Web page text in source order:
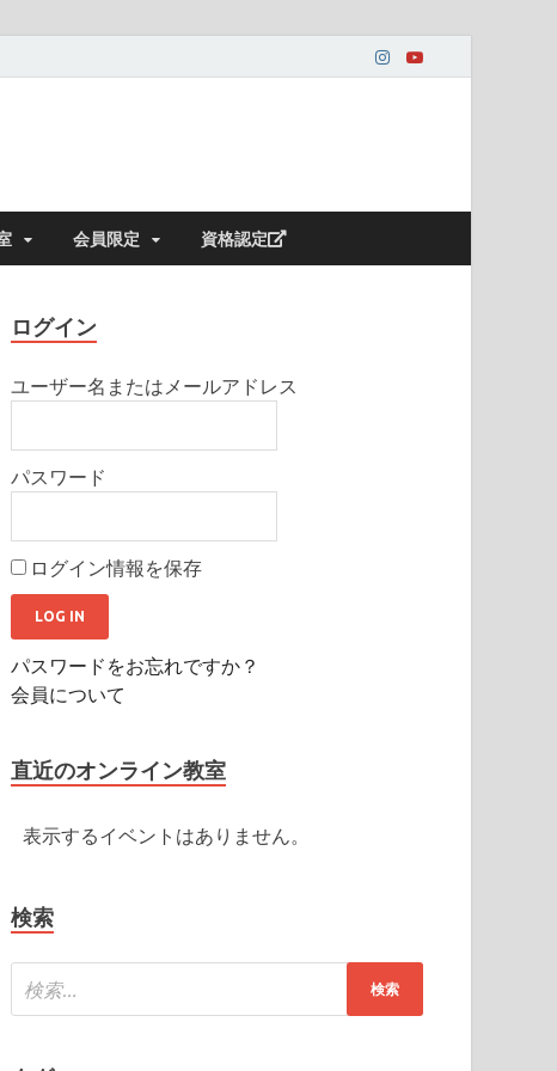
会員限定 資格認定
ログイン
ユーザー名またはメールアドレス
パスワード
ログイン情報を保存
パスワードをお忘れですか？
会員について
直近のオンライン教室
表示するイベントはありません。
検索